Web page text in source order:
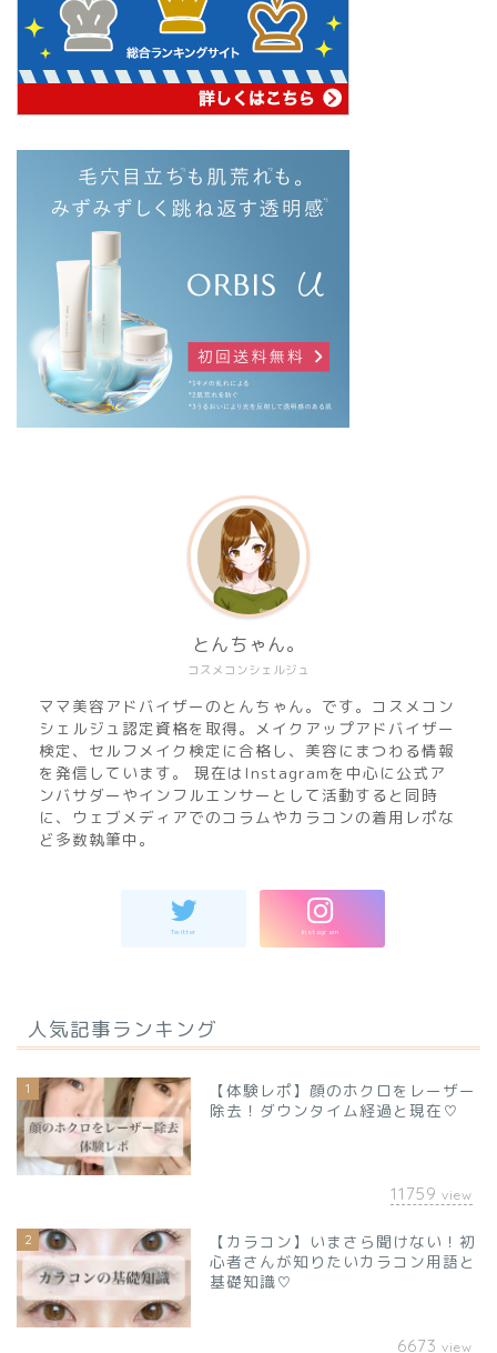
コスメコンシェルジュ
とんちゃん。
ママ美容アドバイザーのとんちゃん。です。コスメコン
シェルジュ認定資格を取得。メイクアップアドバイザー
検定、セルフメイク検定に合格し、美容にまつわる情報
を発信しています。 現在はInstagramを中心に公式ア
ンバサダーやインフルエンサーとして活動すると同時
に、ウェブメディアでのコラムやカラコンの着用レポな
ど多数執筆中。
人気記事ランキング
1
【体験レポ】顔のホクロをレーザー
除去！ダウンタイム経過と現在♡
11759 view
2
【カラコン】いまさら聞けない！初
心者さんが知りたいカラコン用語と
基礎知識♡
6673 view